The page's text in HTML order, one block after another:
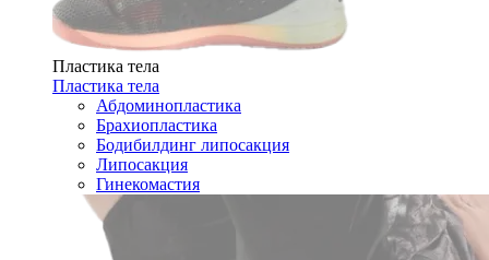
Пластика тела
Пластика тела
Абдоминопластика
Брахиопластика
Бодибилдинг липосакция
Липосакция
Гинекомастия